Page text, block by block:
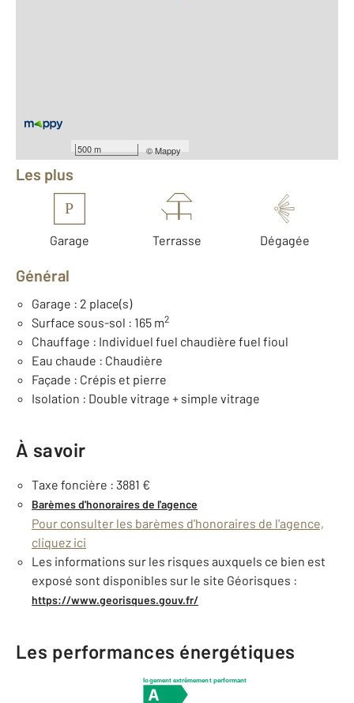
500 m ©Mappy
Équipements
Les plus
P
Garage Terrasse Dégagée
Général
Garage : 2 place(s)
Surface sous-sol : 165 m2
Chauffage : Individuel fuel chaudière fuel fioul
Eau chaude : Chaudière
Façade : Crépis et pierre
Isolation : Double vitrage + simple vitrage
À savoir
Taxe foncière : 3881 €
Barèmes d'honoraires de l'agence
Pour consulter les barèmes d'honoraires de l'agence,
cliquez ici
Les informations sur les risques auxquels ce bien est
exposé sont disponibles sur le site Géorisques :
https://www.georisques.gouv.fr/
Les performances énergétiques
logement extrêmement performant